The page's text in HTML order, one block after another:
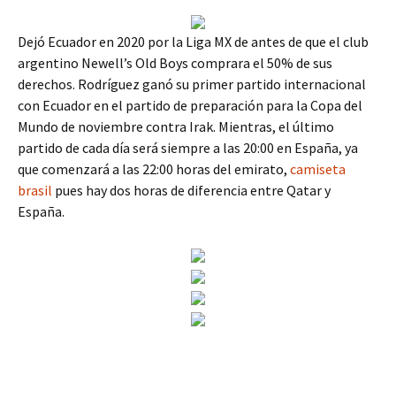
Dejó Ecuador en 2020 por la Liga MX de antes de que el club
argentino Newell’s Old Boys comprara el 50% de sus
derechos. Rodríguez ganó su primer partido internacional
con Ecuador en el partido de preparación para la Copa del
Mundo de noviembre contra Irak. Mientras, el último
partido de cada día será siempre a las 20:00 en España, ya
que comenzará a las 22:00 horas del emirato, camiseta
brasil pues hay dos horas de diferencia entre Qatar y
España.